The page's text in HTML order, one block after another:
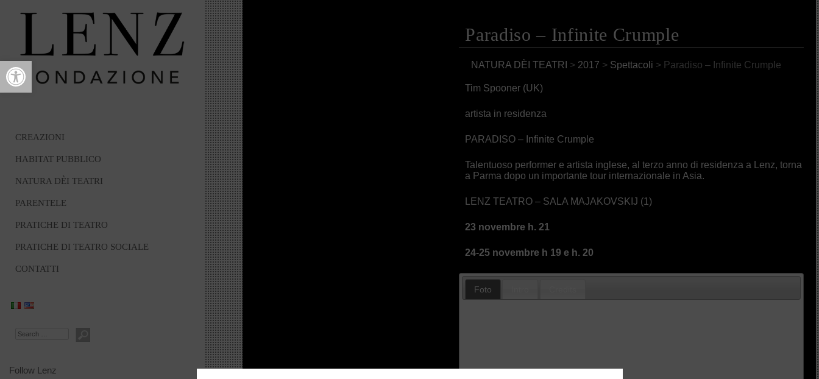
Open toolbar
CREAZIONI
HABITAT PUBBLICO
NATURA DÈI TEATRI
PARENTELE
PRATICHE DI TEATRO
PRATICHE DI TEATRO SOCIALE
CONTATTI
Follow Lenz
Paradiso – Infinite Crumple
NATURA DÈI TEATRI > 2017 > Spettacoli > Paradiso – Infinite Crumple
Tim Spooner (UK)
artista in residenza
PARADISO – Infinite Crumple
Talentuoso performer e artista inglese, al terzo anno di residenza a Lenz, torna
a Parma dopo un importante tour internazionale in Asia.
LENZ TEATRO – SALA MAJAKOVSKIJ (1)
23 novembre h. 21
24-25 novembre h 19 e h. 20
Foto